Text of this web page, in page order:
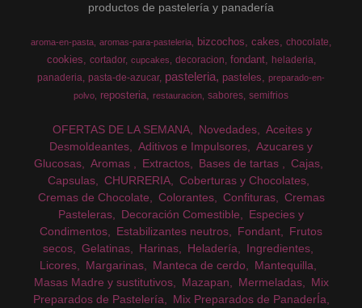
productos de pastelería y panadería
aroma-en-pasta aromas-para-pasteleria bizcochos cakes chocolate
cookies cortador cupcakes decoracion fondant
heladeria
panaderia pasta-de-azucar pasteleria pasteles
preparado-en-
polvo
reposteria restauracion sabores semifrios
OFERTAS DE LA SEMANA Novedades
Aceites y
Desmoldeantes
Aditivos e Impulsores
Azucares y
Glucosas
Aromas Extractos Bases de tartas
Cajas
Capsulas
CHURRERIA
Coberturas y Chocolates
Cremas de Chocolate
Colorantes Confituras
Cremas
Pasteleras
Decoración Comestible
Especies y
Condimentos
Estabilizantes neutros Fondant
Frutos
secos
Gelatinas Harinas Heladería
Ingredientes
Licores
Margarinas Manteca de cerdo
Mantequilla
Masas Madre y sustitutivos
Mazapan Mermeladas
Mix
Preparados de Pastelería
Mix Preparados de PanaderÍa